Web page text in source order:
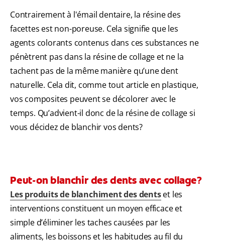
Contrairement à l'émail dentaire, la résine des
facettes est non-poreuse. Cela signifie que les
agents colorants contenus dans ces substances ne
pénètrent pas dans la résine de collage et ne la
tachent pas de la même manière qu’une dent
naturelle. Cela dit, comme tout article en plastique,
vos composites peuvent se décolorer avec le
temps. Qu’advient-il donc de la résine de collage si
vous décidez de blanchir vos dents?
Peut-on blanchir des dents avec collage?
Les produits de blanchiment des dentset les
interventions constituent un moyen efficace et
simple d’éliminer les taches causées par les
aliments, les boissons et les habitudes au fil du